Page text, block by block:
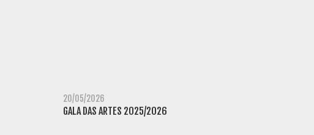
20/05/2026
GALA DAS ARTES 2025/2026